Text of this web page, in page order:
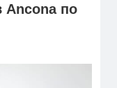
Ancona по